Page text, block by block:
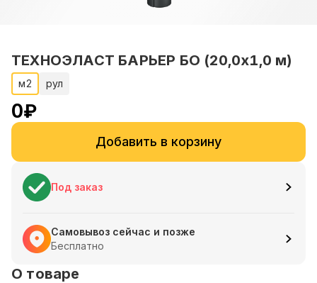
ТЕХНОЭЛАСТ БАРЬЕР БО (20,0х1,0 м)
м2 рул
0₽
Добавить в корзину
Под заказ
Самовывоз сейчас и позже
Бесплатно
О товаре